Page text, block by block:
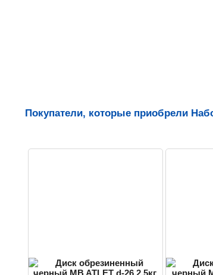
Покупатели, которые приобрели